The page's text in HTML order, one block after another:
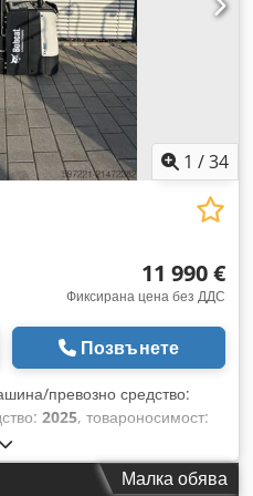
1 /34
11 990 €
Фиксирана цена без ДДС
Позвънете
превозно средство:
2025, товароносимост:
товара:600 мм, тип гориво:
, строителна височина:
Малка обява